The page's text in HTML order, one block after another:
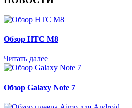
Обзор НТС М8
Читать далее
Обзор Galaxy Note 7